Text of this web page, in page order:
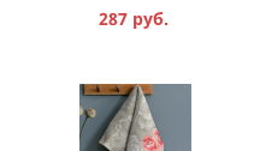
287 руб.